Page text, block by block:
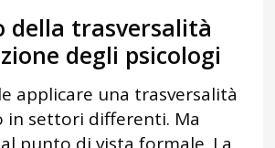
della trasversalità
degli psicologi
applicare una trasversalità
in settori differenti. Ma